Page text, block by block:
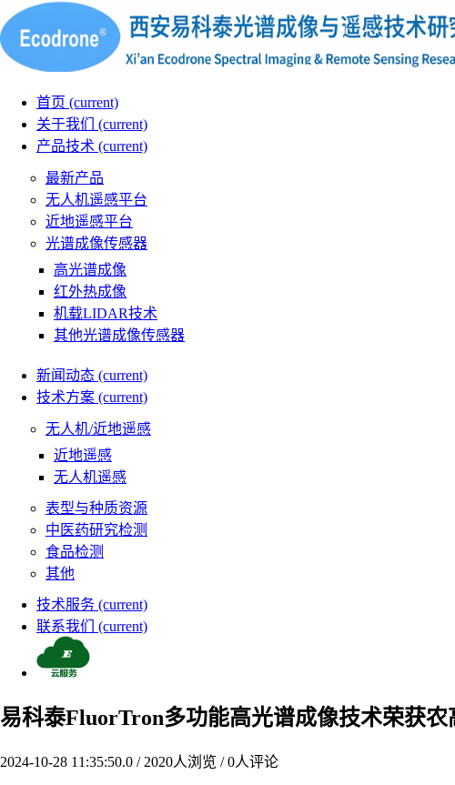
首页 (current)
关于我们 (current)
产品技术 (current)
最新产品
无人机遥感平台
近地遥感平台
光谱成像传感器
高光谱成像
红外热成像
机载LIDAR技术
其他光谱成像传感器
新闻动态 (current)
技术方案 (current)
无人机/近地遥感
近地遥感
无人机遥感
表型与种质资源
中医药研究检测
食品检测
其他
技术服务 (current)
联系我们 (current)
易科泰FluorTron多功能高光谱成像技术荣获农
2024-10-28 11:35:50.0 / 2020人浏览 /0人评论